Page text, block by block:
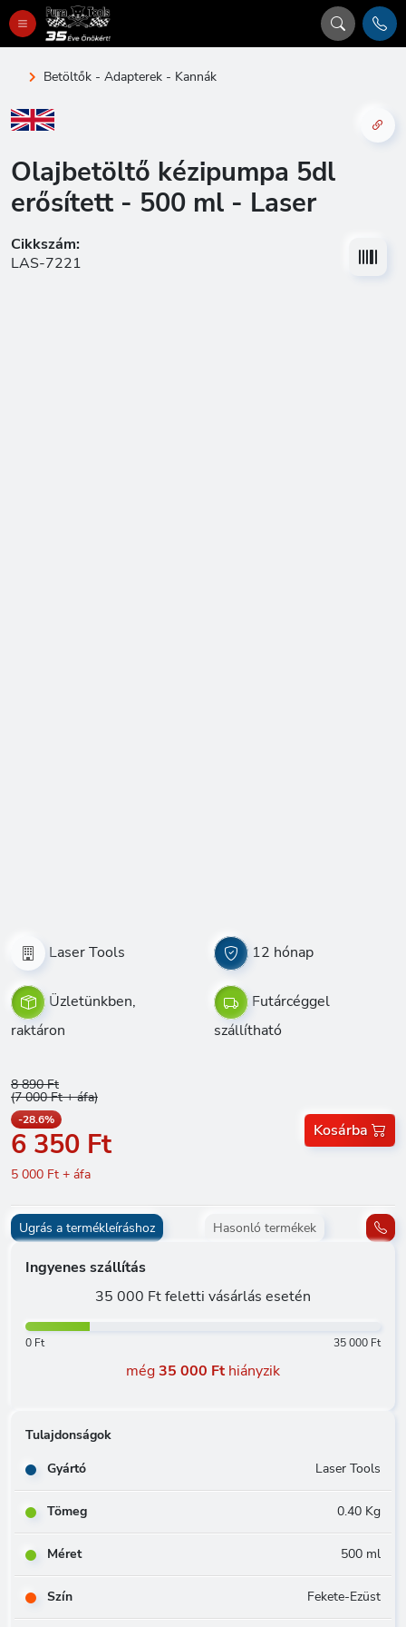
Betöltők - Adapterek - Kannák
Olajbetöltő kézipumpa 5dl
erősített - 500 ml - Laser
Cikkszám:
LAS-7221
Laser Tools 12 hónap
Üzletünkben,
raktáron
Futárcéggel
szállítható
8 890 Ft
(7 000 Ft + áfa)
-28.6%
6 350 Ft
5 000 Ft + áfa
Kosárba
Ugrás a termékleíráshoz Hasonló termékek
Ingyenes szállítás
35 000 Ft feletti vásárlás esetén
0 Ft 35 000 Ft
még35 000 Fthiányzik
Tulajdonságok
Gyártó
Laser Tools
Tömeg 0.40 Kg
Méret 500 ml
Szín Fekete-Ezüst